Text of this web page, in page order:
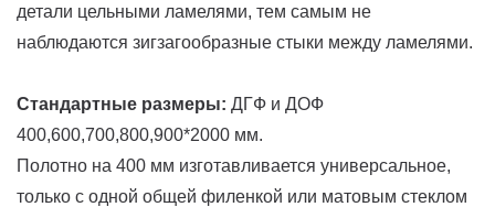
детали цельными ламелями, тем самым не
наблюдаются зигзагообразные стыки между ламелями.
Стандартные размеры: ДГФ и ДОФ
400,600,700,800,900*2000 мм.
Полотно на 400 мм изготавливается универсальное,
только с одной общей филенкой или матовым стеклом